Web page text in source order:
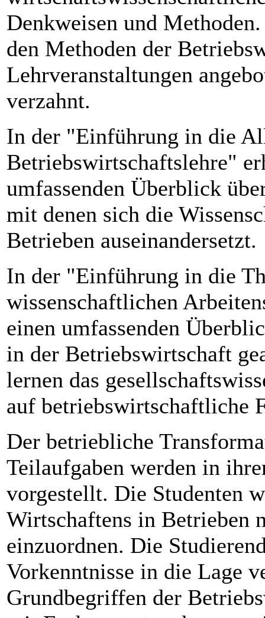
Denkweisen und
den Methoden der
Lehrveranstaltungen
verzahnt.
In der "Einführung in die
Betriebswirtschaftslehre"
umfassenden Überblick
mit denen sich die
Betrieben auseinandersetzt.
In der "Einführung in die
wissenschaftlichen
einen umfassenden
in der Betriebswirtschaft
lernen das
auf betriebswirtschaftliche
Der betriebliche
Teilaufgaben werden in
vorgestellt. Die Studenten
Wirtschaftens in Betrieben
einzuordnen. Die
Vorkenntnisse in die Lage
Grundbegriffen der